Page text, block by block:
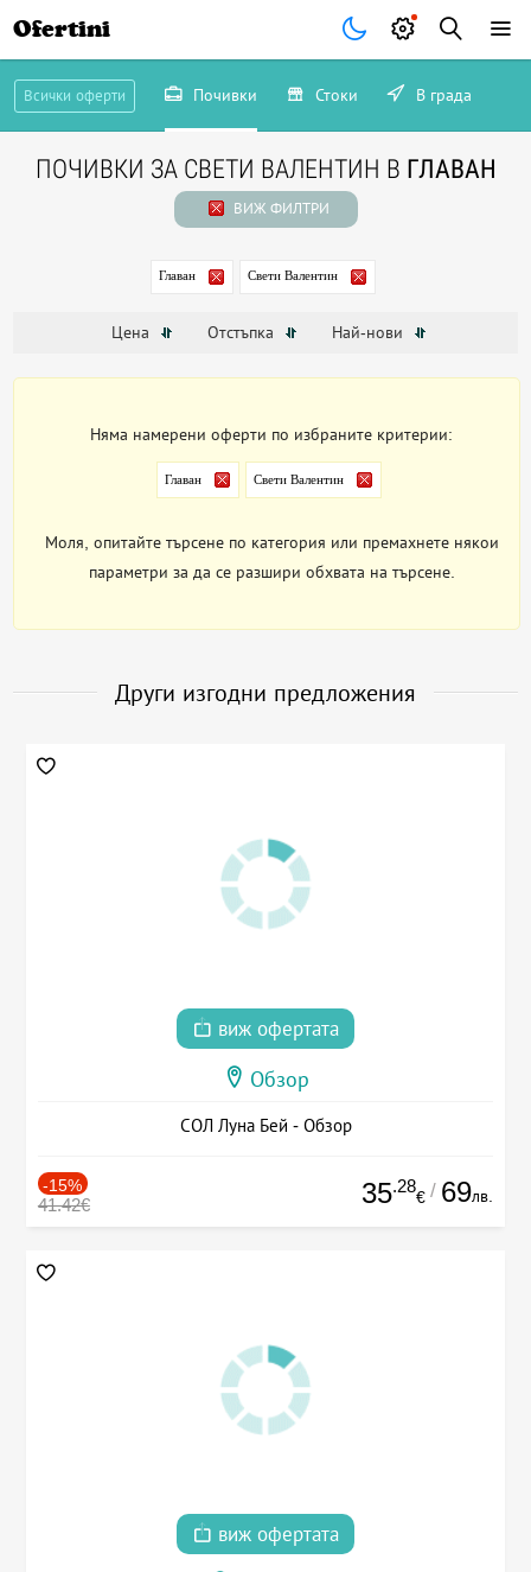
Ofertini
Всички оферти Почивки Стоки В града
ПОЧИВКИ ЗА СВЕТИ ВАЛЕНТИН В ГЛАВАН
ВИЖ ФИЛТРИ
Главан Свети Валентин
Цена Отстъпка Най-нови
Няма намерени оферти по избраните критерии:
Главан Свети Валентин
Моля, опитайте търсене по категория или премахнете някои
параметри за да се разшири обхвата на търсене.
Други изгодни предложения
виж офертата
Обзор
СОЛ Луна Бей - Обзор
-15%
41.42€ 35.28
€ / 69лв.
виж офертата